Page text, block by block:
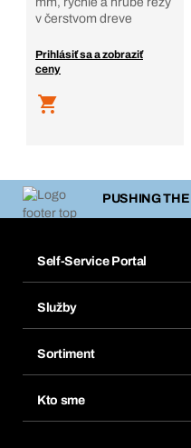
v čerstvom dreve
Prihlásiť sa a zobraziť
ceny
PUSHING
Self-Service Portal
Obľúbené
Opakované objednávky
Predplatné
Služby
Chemická databáza
eProcurement
Sortiment
Kto sme